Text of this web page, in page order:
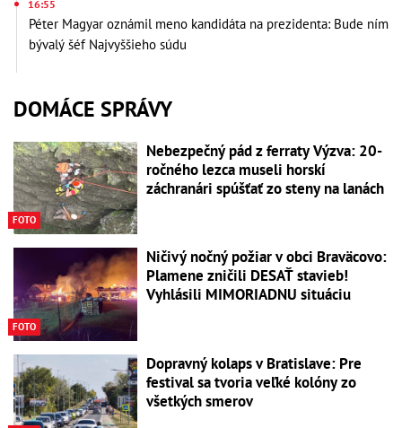
16:55
Péter Magyar oznámil meno kandidáta na prezidenta: Bude ním
bývalý šéf Najvyššieho súdu
DOMÁCE SPRÁVY
FOTO
Nebezpečný pád z ferraty Výzva: 20-
ročného lezca museli horskí
záchranári spúšťať zo steny na lanách
FOTO
Ničivý nočný požiar v obci Braväcovo:
Plamene zničili DESAŤ stavieb!
Vyhlásili MIMORIADNU situáciu
Dopravný kolaps v Bratislave: Pre
festival sa tvoria veľké kolóny zo
všetkých smerov